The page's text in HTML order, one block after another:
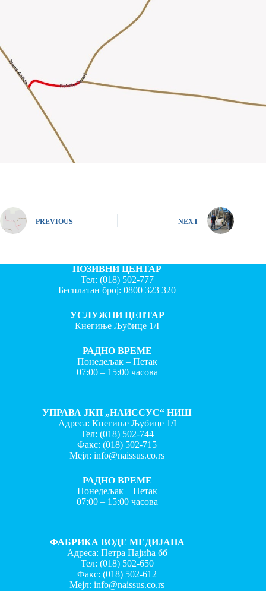
PREVIOUS NEXT
ПОЗИВНИ ЦЕНТАР
Тел: (018) 502-777
Бесплатан број:0800 323 320
УСЛУЖНИ ЦЕНТАР
Кнегиње Љубице 1/I
РАДНО ВРЕМЕ
Понедељак – Петак
07:00 – 15:00 часова
УПРАВА ЈКП „НАИССУС“ НИШ
Адреса: Кнегиње Љубице 1/I
Тел: (018) 502-744
Факс:(018) 502-715
Мејл:info@naissus.co.rs
РАДНО ВРЕМЕ
Понедељак – Петак
07:00 – 15:00 часова
ФАБРИКА ВОДЕ МЕДИЈАНА
Адреса: Петра Пајића бб
Тел: (018) 502-650
Факс:(018) 502-612
Мејл:info@naissus.co.rs